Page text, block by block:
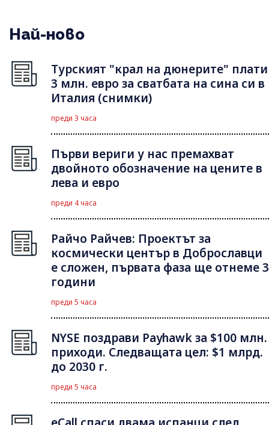
Най-ново
Турският "крал на дюнерите" плати
3 млн. евро за сватбата на сина си в
Италия (снимки)
преди 3 часа
Първи вериги у нас премахват
двойното обозначение на цените в
лева и евро
преди 4 часа
Райчо Райчев: Проектът за
космически център в Доброславци
е сложен, първата фаза ще отнеме 3
години
преди 5 часа
NYSE поздрави Payhawk за $100 млн.
приходи. Следващата цел: $1 млрд.
до 2030 г.
преди 5 часа